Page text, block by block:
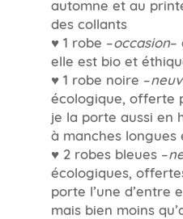
des collants
♥ 1 robe –occasion–
elle est bio et
♥ 1 robe noire –
écologique, offerte
je la porte aussi en
à manches longues
♥ 2 robes bleues –
écologiques,
porte l’une d’entre
mais bien moins